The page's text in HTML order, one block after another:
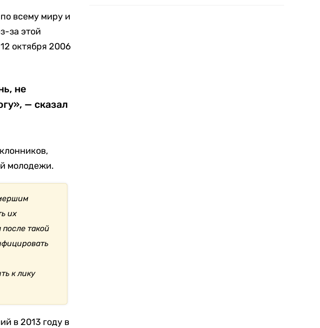
всему миру и
за этой
октября 2006
не
— сказал
молодежи.
их
такой
к лику
в 2013 году в